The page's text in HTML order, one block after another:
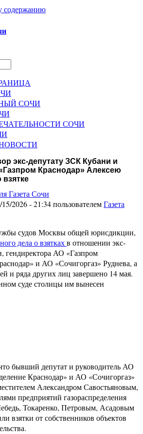
содержанию
СОЧИ
СОЧИ
экс-депутату ЗСК Кубани и
Краснодар» Алексею
взятке
2026 - 21:34 пользователемГазета
судов Москвы общей юрисдикции,
дела о взяткахв отношении экс-
гендиректора АО «Газпром
и АО «Сочигоргаз» Руднева, а
и ряда других лиц завершено 14 мая.
суде столицы им вынесен
бывший депутат и руководитель АО
Краснодар» и АО «Сочигоргаз»
Александром Савостьяновым,
предприятий газораспределения
Токаренко, Петровым, Асадовым
взятки от собственников объектов